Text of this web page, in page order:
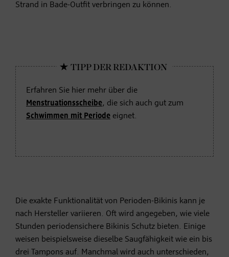
Strand in Bade-Outfit verbringen zu können.
Erfahren Sie hier mehr über die
Menstruationsscheibe, die sich auch gut zum
Schwimmen mit Periode eignet.
Die exakte Funktionalität von Perioden-Bikinis kann je
nach Hersteller variieren. Oft wird angegeben, wie viele
Stunden periodensichere Bikinis Schutz bieten. Einige
weisen beispielsweise dieselbe Saugfähigkeit wie ein bis
drei Tampons auf. Manchmal wird auch unterschieden,